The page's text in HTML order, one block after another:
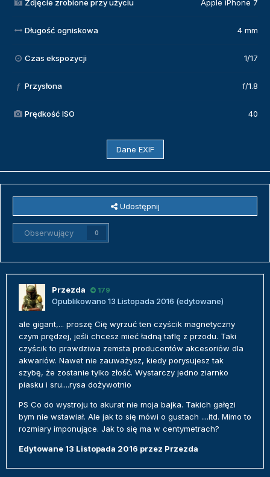
Zdjęcie zrobione przy użyciu Apple iPhone 7
Długość ogniskowa 4 mm
Czas ekspozycji 1/17
f Przysłona f/1.8
Prędkość ISO 40
Dane EXIF
Udostępnij
Obserwujący 0
Przezda 179
Opublikowano 13 Listopada 2016 (edytowane)
ale gigant,... proszę Cię wyrzuć ten czyścik magnetyczny
czym prędzej, jeśli chcesz mieć ładną taflę z przodu. Taki
czyścik to prawdziwa zemsta producentów akcesoriów dla
akwariów. Nawet nie zauważysz, kiedy porysujesz tak
szybę, że zostanie tylko złość. Wystarczy jedno ziarnko
piasku i sru....rysa dożywotnio
PS Co do wystroju to akurat nie moja bajka. Takich gałęzi
bym nie wstawiał. Ale jak to się mówi o gustach ....itd. Mimo to
rozmiary imponujące. Jak to się ma w centymetrach?
Edytowane 13 Listopada 2016 przez Przezda